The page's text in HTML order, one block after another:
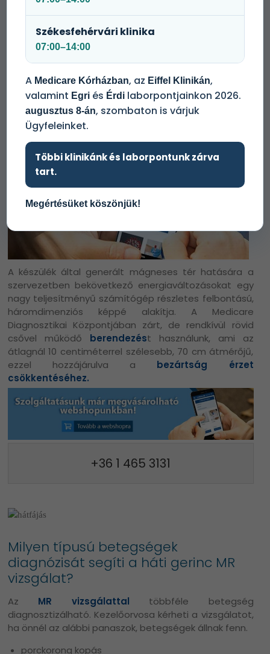
mely a mágneses teret felhasználva készít részletes
felvételeket az emberi testről.
A készülék által generált mágneses tér hatására a
szervezetben bekövetkező energiaváltozásokat egy
nagy teljesítményű számítógép részletes felbontású,
háromdimenziós képpé alakítja. A Medicare
Diagnosztikai Központjában zárt, de rendkívül rövid
csővel működő berendezést használunk, ami az
átlagnál 10 centiméterrel szélesebb, 70 cm átmérőjű,
ezzel hozzájárulva a bezártság érzet
csökkentéséhez.
+36 1 465 3131
Milyen típusú betegségek
diagnózisát segíti a háti gerinc MR
vizsgálat?
Az MR vizsgálattal többféle betegség
diagnosztizálható. Kezelőorvosa kérheti a vizsgálatot,
ha önnél az alábbi panaszok, betegségek állnak fenn.
porckorong kopás
Székesfehérvári klinika
07:00–14:00
A Medicare Kórházban, az Eiffel Klinikán,
valamint Egri és Érdi laborpontjainkon 2026.
augusztus 8-án, szombaton is várjuk
Ügyfeleinket.
Többi klinikánk és laborpontunk zárva
tart.
Megértésüket köszönjük!